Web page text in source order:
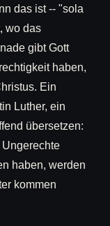
das ist -- "sola
wo das
gibt Gott
haben,
Ein
Luther, ein
übersetzen:
haben, werden
kommen